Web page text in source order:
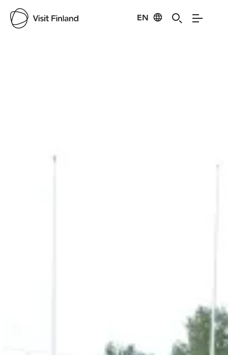
EN